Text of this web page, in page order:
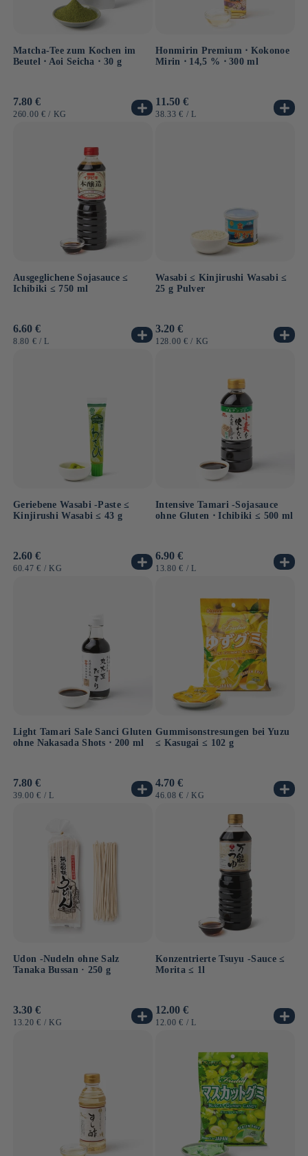
Matcha-Tee zum Kochen im
Beutel ⋅ Aoi Seicha ⋅ 30 g
Normaler
Preis
7.80 €
GRUNDPREIS
260.00 € / PRO
KG
Honmirin Premium ⋅ Kokonoe
Mirin ⋅ 14,5 % ⋅ 300 ml
Normaler
Preis
11.50 €
GRUNDPREIS
38.33 € / PRO
L
Ausgeglichene Sojasauce ≤
Ichibiki ≤ 750 ml
Normaler
Preis
6.60 €
GRUNDPREIS
8.80 € / PRO
L
Wasabi ≤ Kinjirushi Wasabi ≤
25 g Pulver
Normaler
Preis
3.20 €
GRUNDPREIS
128.00 € / PRO
KG
Geriebene Wasabi -Paste ≤
Kinjirushi Wasabi ≤ 43 g
Normaler
Preis
2.60 €
GRUNDPREIS
60.47 € / PRO
KG
Intensive Tamari -Sojasauce
ohne Gluten ⋅ Ichibiki ≤ 500 ml
Normaler
Preis
6.90 €
GRUNDPREIS
13.80 € / PRO
L
Light Tamari Sale Sanci Gluten
ohne Nakasada Shots ⋅ 200 ml
Normaler
Preis
7.80 €
GRUNDPREIS
39.00 € / PRO
L
Gummisonstresungen bei Yuzu
≤ Kasugai ≤ 102 g
Normaler
Preis
4.70 €
GRUNDPREIS
46.08 € / PRO
KG
Udon -Nudeln ohne Salz
Tanaka Bussan · 250 g
Normaler
Preis
3.30 €
GRUNDPREIS
13.20 € / PRO
KG
Konzentrierte Tsuyu -Sauce ≤
Morita ≤ 1l
Normaler
Preis
12.00 €
GRUNDPREIS
12.00 € / PRO
L